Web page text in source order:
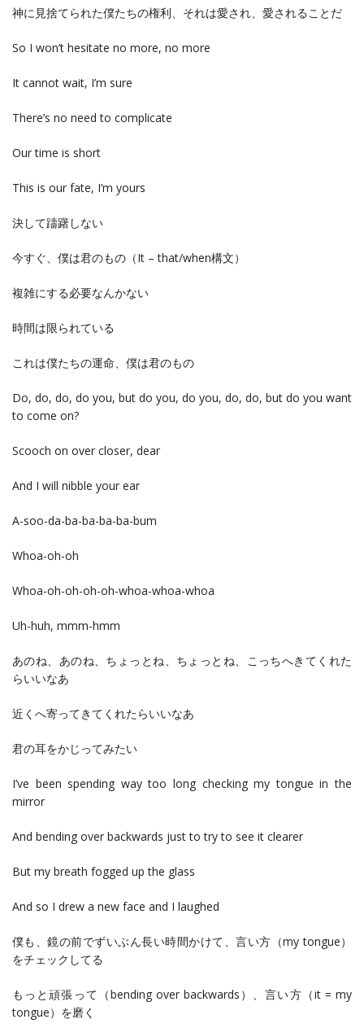
神に見捨てられた僕たちの権利、それは愛され、愛されることだ
So I won’t hesitate no more, no more
It cannot wait, I’m sure
There’s no need to complicate
Our time is short
This is our fate, I’m yours
決して躊躇しない
今すぐ、僕は君のもの（It – that/when構文）
複雑にする必要なんかない
時間は限られている
これは僕たちの運命、僕は君のもの
Do, do, do, do you, but do you, do you, do, do, but do you want
to come on?
Scooch on over closer, dear
And I will nibble your ear
A-soo-da-ba-ba-ba-ba-bum
Whoa-oh-oh
Whoa-oh-oh-oh-oh-whoa-whoa-whoa
Uh-huh, mmm-hmm
あのね、あのね、ちょっとね、ちょっとね、こっちへきてくれた
らいいなあ
近くへ寄ってきてくれたらいいなあ
君の耳をかじってみたい
I’ve been spending way too long checking my tongue in the
mirror
And bending over backwards just to try to see it clearer
But my breath fogged up the glass
And so I drew a new face and I laughed
僕も、鏡の前でずいぶん長い時間かけて、言い方（my tongue）
をチェックしてる
もっと頑張って（bending over backwards）、言い方（it = my
tongue）を磨く